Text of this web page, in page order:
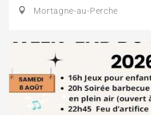
Mortagne-au-Perche